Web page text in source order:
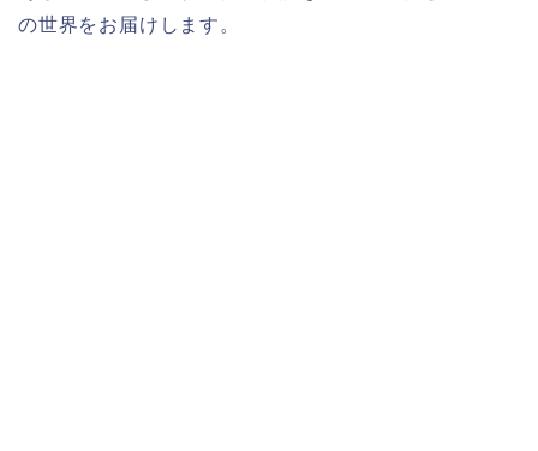
の世界をお届けします。